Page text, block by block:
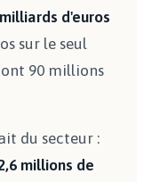
d'euros
sur le seul
90 millions
du secteur :
millions de